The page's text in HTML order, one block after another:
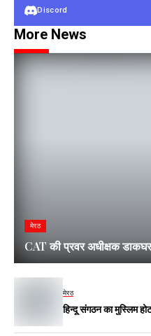
Discord
More News
मेरठ
CAT की प्रवर अधीक्षक
मेरठ
हिन्दू संगठन का मुस्लिम